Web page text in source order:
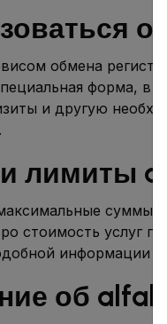
обмена
форма, в
и другую
лимиты
суммы
стоимость услуг
информации
об